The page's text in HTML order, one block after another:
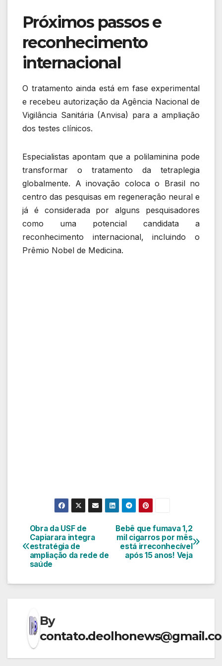
Próximos passos e
reconhecimento
internacional
O tratamento ainda está em fase experimental
e recebeu autorização da Agência Nacional de
Vigilância Sanitária(Anvisa) para a ampliação
dos testes clínicos.
Especialistas apontam que a polilaminina pode
transformar o tratamento da tetraplegia
globalmente. A inovação coloca o Brasil no
centro das pesquisas em regeneração neural e
já é considerada por alguns pesquisadores
como uma potencial candidata a
reconhecimento internacional, incluindo o
Prêmio Nobel de Medicina.
Navegação
de
Bebê que fumava 1,2
mil cigarros por mês
está irreconhecível
após 15 anos! Veja
Obra da USF de
Capiarara integra
estratégia de
ampliação da rede de
saúde
By